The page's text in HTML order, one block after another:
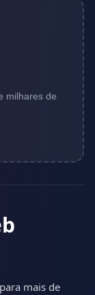
milhares de
mais de